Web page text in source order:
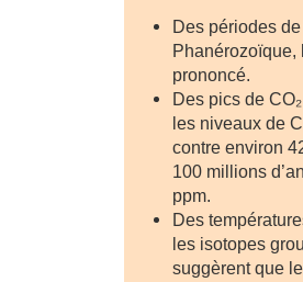
Des périodes
Phanérozoïque,
prononcé.
Des pics de
les niveaux de
contre environ
100 millions
ppm.
Des
les isotopes
suggèrent que